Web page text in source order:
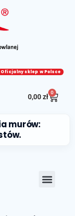
Oficjalny sklep w Polsce
0,00zł
0
murów: